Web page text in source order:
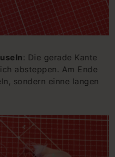
: Die gerade Kante
absteppen. Am Ende
sondern einne langen